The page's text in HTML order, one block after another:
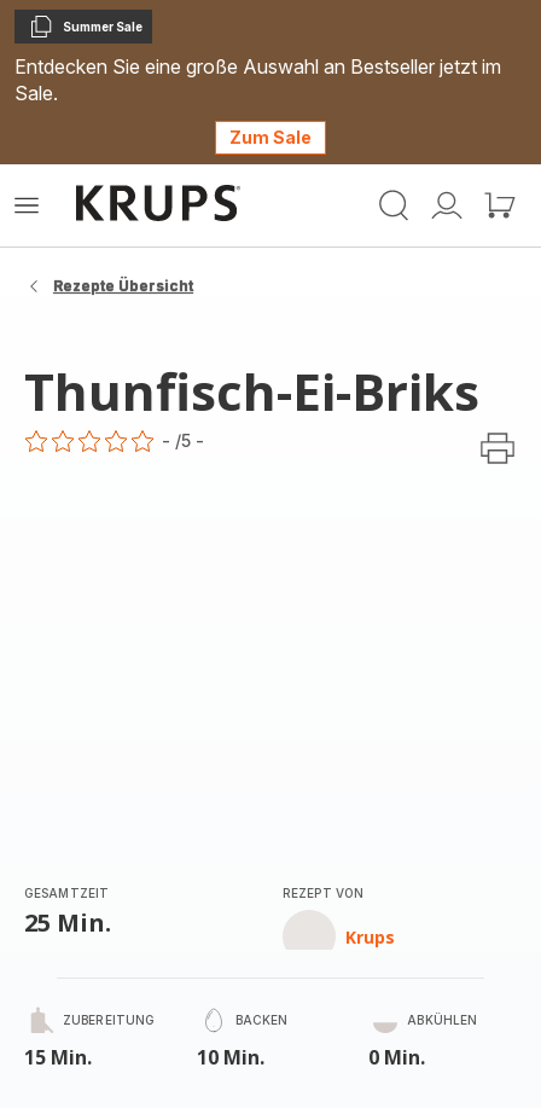
Kopieren
Summer Sale
Entdecken Sie eine große Auswahl an Bestseller jetzt im
Sale.
Zum Sale
Mein
Mein
Das
Rezepte Übersicht
Thunfisch-Ei-Briks
- /5 -
GESAMTZEIT
25 Min.
REZEPT VON
Krups
ZUBEREITUNG
15 Min.
BACKEN
10 Min.
ABKÜHLEN
0 Min.